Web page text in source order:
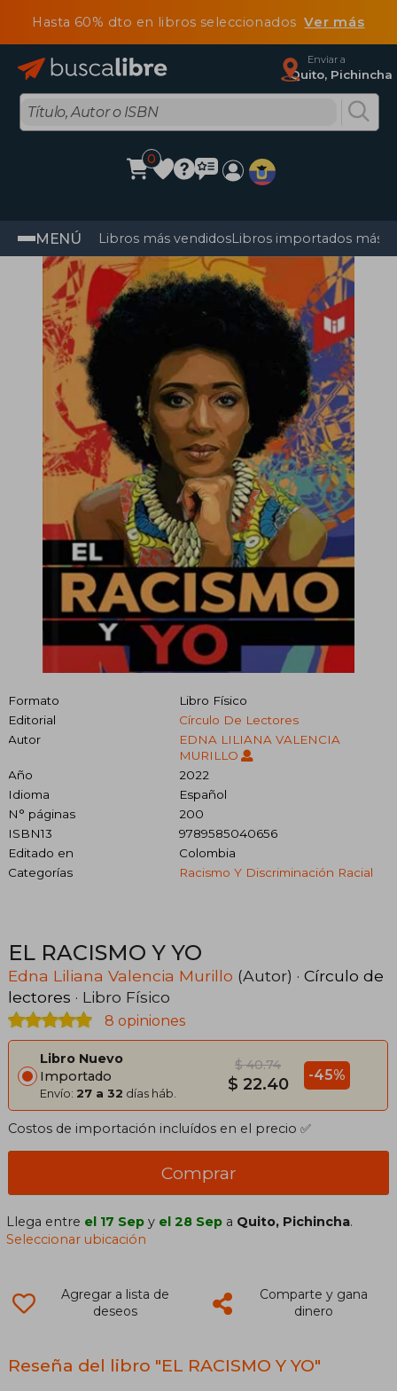
Hasta 60% dto en libros seleccionadosVer más
Enviar a
Quito, Pichincha
0
MENÚ Libros más vendidosLibros importados más
Formato
Libro Físico
Editorial
Círculo De Lectores
Autor
EDNA LILIANA VALENCIA
MURILLO
Año
2022
Idioma
Español
N° páginas
200
ISBN13
9789585040656
Editado en
Colombia
Categorías
Racismo Y Discriminación Racial
EL RACISMO Y YO
Edna Liliana Valencia Murillo (Autor) · Círculo de
lectores · Libro Físico
8 opiniones
Libro Nuevo
Importado
Envío: 27 a 32 días háb.
$ 40.74
$ 22.40 -45%
Costos de importación incluídos en el precio ✅
Comprar
Llega entre el 17 Sep y el 28 Sep a Quito, Pichincha.
Seleccionar ubicación
Agregar a lista de
deseos
Comparte y gana
dinero
Reseña del libro "EL RACISMO Y YO"